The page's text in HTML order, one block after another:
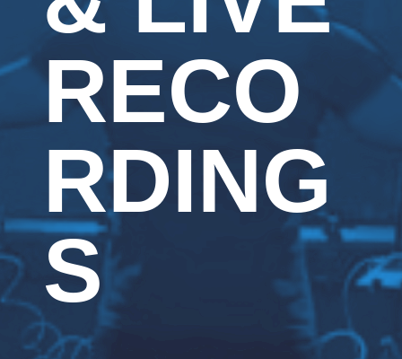
RECO
RDING
S